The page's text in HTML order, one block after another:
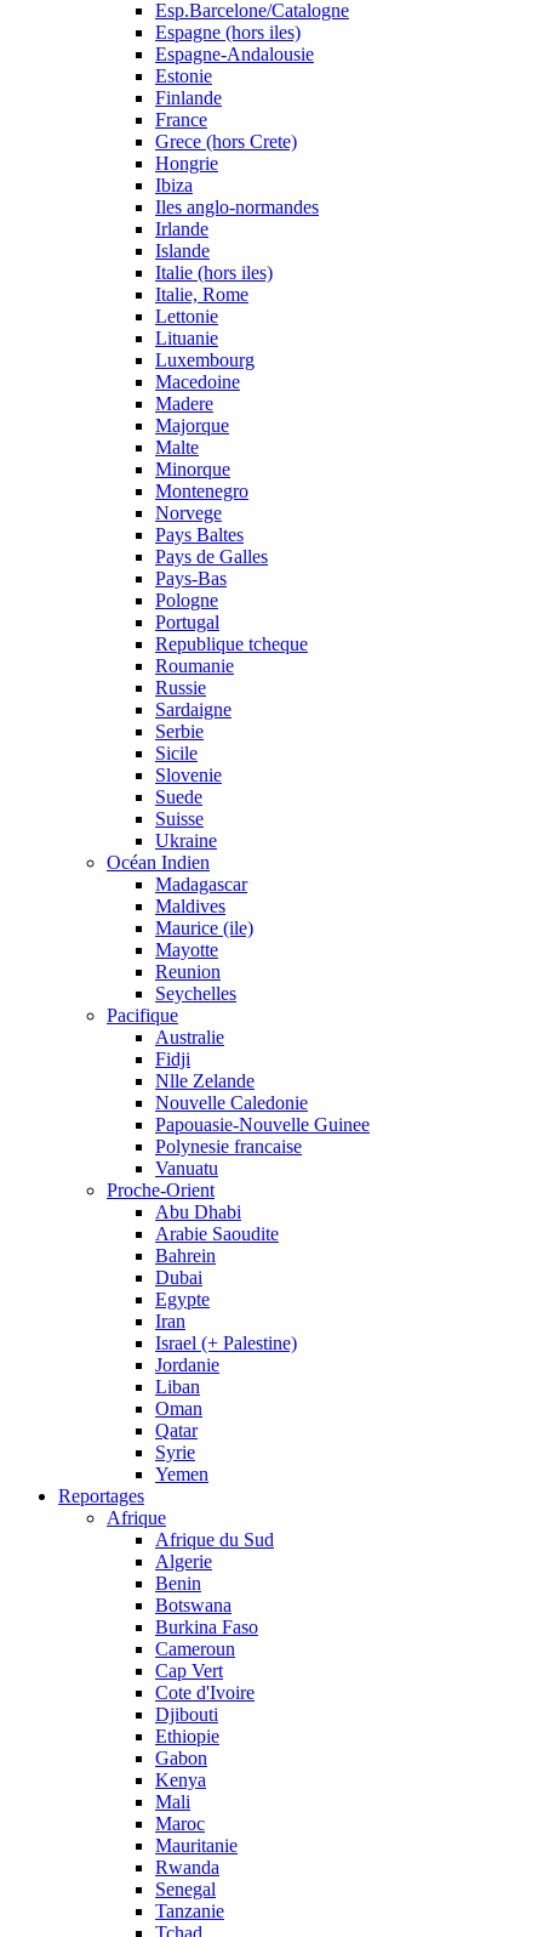
Esp.Barcelone/Catalogne
Espagne (hors iles)
Espagne-Andalousie
Estonie
Finlande
France
Grece (hors Crete)
Hongrie
Ibiza
Iles anglo-normandes
Irlande
Islande
Italie (hors iles)
Italie, Rome
Lettonie
Lituanie
Luxembourg
Macedoine
Madere
Majorque
Malte
Minorque
Montenegro
Norvege
Pays Baltes
Pays de Galles
Pays-Bas
Pologne
Portugal
Republique tcheque
Roumanie
Russie
Sardaigne
Serbie
Sicile
Slovenie
Suede
Suisse
Ukraine
Océan Indien
Madagascar
Maldives
Maurice (ile)
Mayotte
Reunion
Seychelles
Pacifique
Australie
Fidji
Nlle Zelande
Nouvelle Caledonie
Papouasie-Nouvelle Guinee
Polynesie francaise
Vanuatu
Proche-Orient
Abu Dhabi
Arabie Saoudite
Bahrein
Dubai
Egypte
Iran
Israel (+ Palestine)
Jordanie
Liban
Oman
Qatar
Syrie
Yemen
Reportages
Afrique
Afrique du Sud
Algerie
Benin
Botswana
Burkina Faso
Cameroun
Cap Vert
Cote d'Ivoire
Djibouti
Ethiopie
Gabon
Kenya
Mali
Maroc
Mauritanie
Rwanda
Senegal
Tanzanie
Tchad